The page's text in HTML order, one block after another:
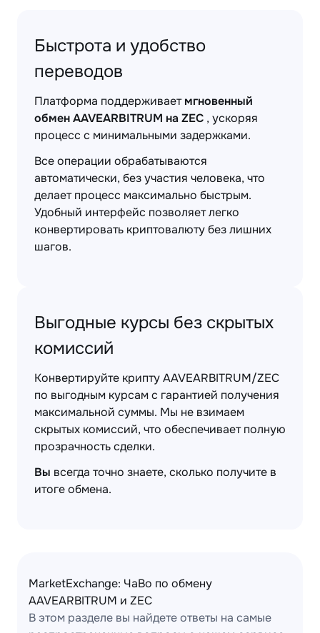
Быстрота и удобство
переводов
Платформа поддерживаетмгновенный
обмен AAVEARBITRUM на ZEC , ускоряя
процесс с минимальными задержками.
Все операции обрабатываются
автоматически, без участия человека, что
делает процесс максимально быстрым.
Удобный интерфейс позволяет легко
конвертировать криптовалюту без лишних
шагов.
Выгодные курсы без скрытых
комиссий
Конвертируйте крипту AAVEARBITRUM/ZEC
по выгодным курсам с гарантией получения
максимальной суммы. Мы не взимаем
скрытых комиссий, что обеспечивает полную
прозрачность сделки.
Вы всегда точно знаете, сколько получите в
итоге обмена.
MarketExchange: ЧаВо по обмену
AAVEARBITRUM и ZEC
В этом разделе вы найдете ответы на самые